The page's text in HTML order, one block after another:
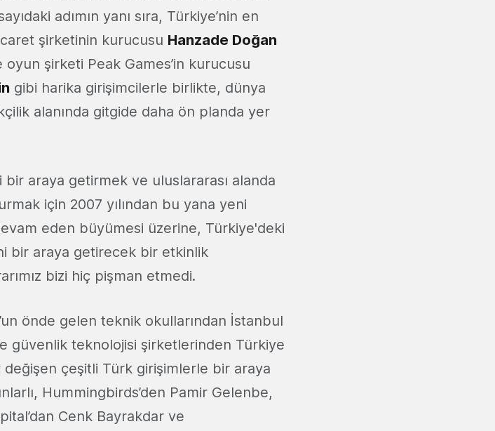
adımın yanı sıra, Türkiye’nin en
şirketinin kurucusu Hanzade Doğan
oyun şirketi Peak Games’in kurucusu
gibi harika girişimcilerle birlikte, dünya
alanında gitgide daha ön planda yer
araya getirmek ve uluslararası alanda
için 2007 yılından bu yana yeni
eden büyümesi üzerine, Türkiye'deki
bir araya getirecek bir etkinlik
bizi hiç pişman etmedi.
önde gelen teknik okullarından İstanbul
güvenlik teknolojisi şirketlerinden Türkiye
çeşitli Türk girişimlerle bir araya
Hummingbirds’den Pamir Gelenbe,
Cenk Bayrakdar ve